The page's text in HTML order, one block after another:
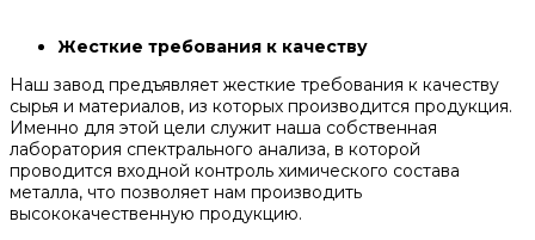
Жесткие требования к качеству
Наш завод предъявляет жесткие требования к качеству
сырья и материалов, из которых производится продукция.
Именно для этой цели служит наша собственная
лаборатория спектрального анализа, в которой
проводится входной контроль химического состава
металла, что позволяет нам производить
высококачественную продукцию.